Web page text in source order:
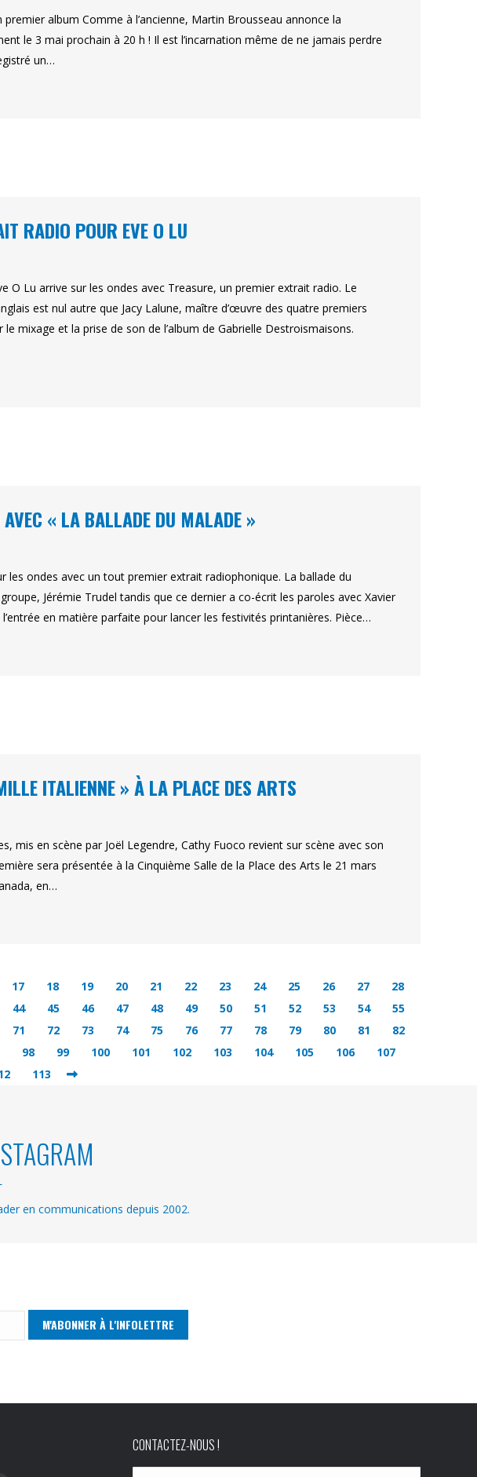
album Comme à l’ancienne, Martin Brousseau annonce la
le 3 mai prochain à 20 h ! Il est l’incarnation même de ne jamais perdre
un…
RADIO POUR EVE O LU
O Lu arrive sur les ondes avec Treasure, un premier extrait radio. Le
est nul autre que Jacy Lalune, maître d’œuvre des quatre premiers
mixage et la prise de son de l’album de Gabrielle Destroismaisons.
« LA BALLADE DU MALADE »
les ondes avec un tout premier extrait radiophonique. La ballade du
Jérémie Trudel tandis que ce dernier a co-écrit les paroles avec Xavier
en matière parfaite pour lancer les festivités printanières. Pièce…
ITALIENNE » À LA PLACE DES ARTS
mis en scène par Joël Legendre, Cathy Fuoco revient sur scène avec son
sera présentée à la Cinquième Salle de la Place des Arts le 21 mars
en…
17 18 19 20 21 22 23 24 25 26 27
28
44 45 46 47 48 49 50 51 52 53 54
55
71 72 73 74 75 76 77 78 79 80 81
82
98 99 100 101 102 103 104 105 106
107
113
en communications depuis 2002.
CONTACTEZ-NOUS !